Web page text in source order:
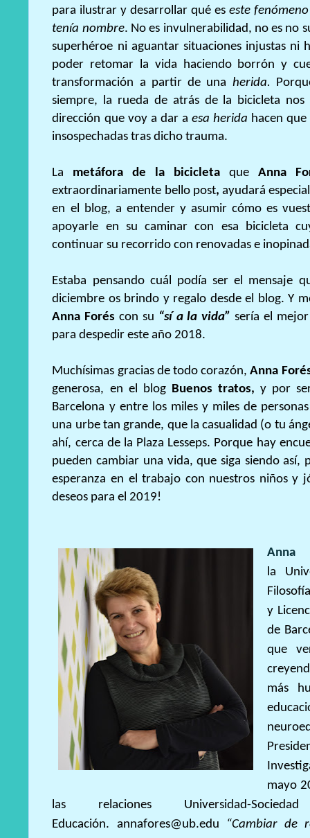
para ilustrar y desarrollar qué eseste
tenía nombre. No es invulnerabilidad, no es no
superhéroe ni aguantar situaciones injustas ni
poder retomar la vida haciendo borrón y
transformación a partir de una herida.
siempre, la rueda de atrás de la bicicleta nos
dirección que voy a dar a esa herida hacen
insospechadas tras dicho trauma.
La metáfora de la bicicletaque Anna
extraordinariamente bello post, ayudará
en el blog, a entender y asumir cómo es
apoyarle en su caminar con esa bicicleta
continuar su recorrido con renovadas e
Estaba pensando cuál podía ser el mensaje
diciembre os brindo y regalo desde el blog. Y
Anna Forés con su “sí a la vida” sería el
para despedir este año 2018.
Muchísimas gracias de todo corazón,Anna
generosa, en el blog Buenos tratos, y por
Barcelona y entre los miles y miles de
una urbe tan grande, que la casualidad (o tu
ahí, cerca de la Plaza Lesseps. Porque hay
pueden cambiar una vida, que siga siendo así,
esperanza en el trabajo con nuestros niños y
deseos para el 2019!
Anna
la
y
de
que
más
mayo
las relaciones Universidad-
Educación. annafores@ub.edu
“Cambiar de